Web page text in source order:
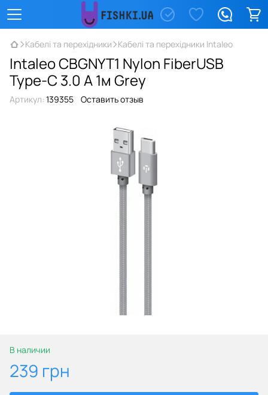
Кабелі та перехідники Кабелі та перехідники Intaleo
Intaleo CBGNYT1 Nylon FiberUSB
Type-C 3.0 A 1м Grey
Артикул: 139355 Оставить отзыв
В наличии
239 грн